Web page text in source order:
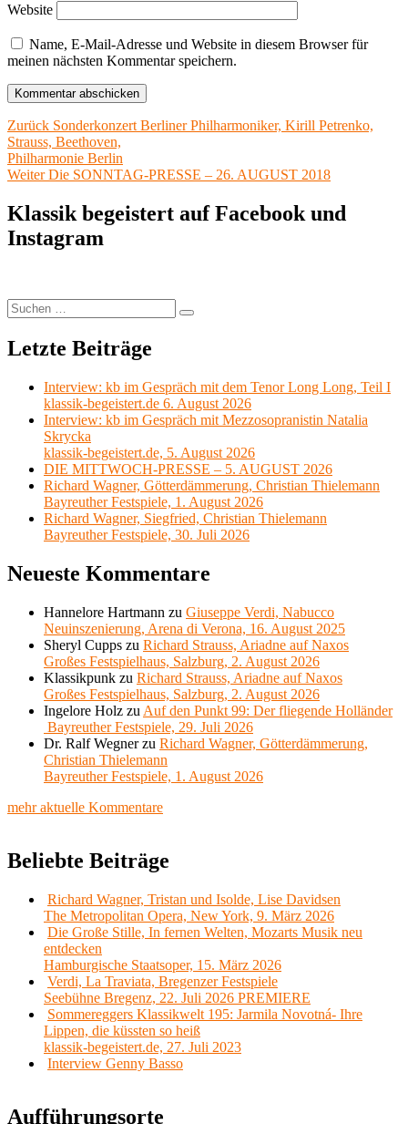
Website
Name, E-Mail-Adresse und Website in diesem Browser für
meinen nächsten Kommentar speichern.
Beitragsnavigation
Zurück Vorheriger
Beitrag:
Sonderkonzert Berliner Philharmoniker, Kirill Petrenko,
Strauss, Beethoven,
Philharmonie Berlin
Weiter Nächster
Die SONNTAG-PRESSE – 26. AUGUST 2018
Klassik begeistert auf Facebook und
Instagram
Suchen
nach:
Suchen
Letzte Beiträge
Interview: kb im Gespräch mit dem Tenor Long Long, Teil I
klassik-begeistert.de 6. August 2026
Interview: kb im Gespräch mit Mezzosopranistin Natalia
Skrycka
klassik-begeistert.de, 5. August 2026
DIE MITTWOCH-PRESSE – 5. AUGUST 2026
Richard Wagner, Götterdämmerung, Christian Thielemann
Bayreuther Festspiele, 1. August 2026
Richard Wagner, Siegfried, Christian Thielemann
Bayreuther Festspiele, 30. Juli 2026
Neueste Kommentare
Hannelore Hartmann zu Giuseppe Verdi, Nabucco
Neuinszenierung, Arena di Verona, 16. August 2025
Sheryl Cupps zu Richard Strauss, Ariadne auf Naxos
Großes Festspielhaus, Salzburg, 2. August 2026
Klassikpunk zu Richard Strauss, Ariadne auf Naxos
Großes Festspielhaus, Salzburg, 2. August 2026
Ingelore Holz zu Auf den Punkt 99: Der fliegende Holländer
Bayreuther Festspiele, 29. Juli 2026
Dr. Ralf Wegnerzu Richard Wagner, Götterdämmerung,
Christian Thielemann
Bayreuther Festspiele, 1. August 2026
mehr aktuelle Kommentare
Beliebte Beiträge
Richard Wagner, Tristan und Isolde, Lise Davidsen
The Metropolitan Opera, New York, 9. März 2026
Die Große Stille, In fernen Welten, Mozarts Musik neu
entdecken
Hamburgische Staatsoper, 15. März 2026
Verdi, La Traviata, Bregenzer Festspiele
Seebühne Bregenz, 22. Juli 2026 PREMIERE
Sommereggers Klassikwelt 195: Jarmila Novotná- Ihre
Lippen, die küssten so heiß
klassik-begeistert.de, 27. Juli 2023
Interview Genny Basso
Aufführungsorte